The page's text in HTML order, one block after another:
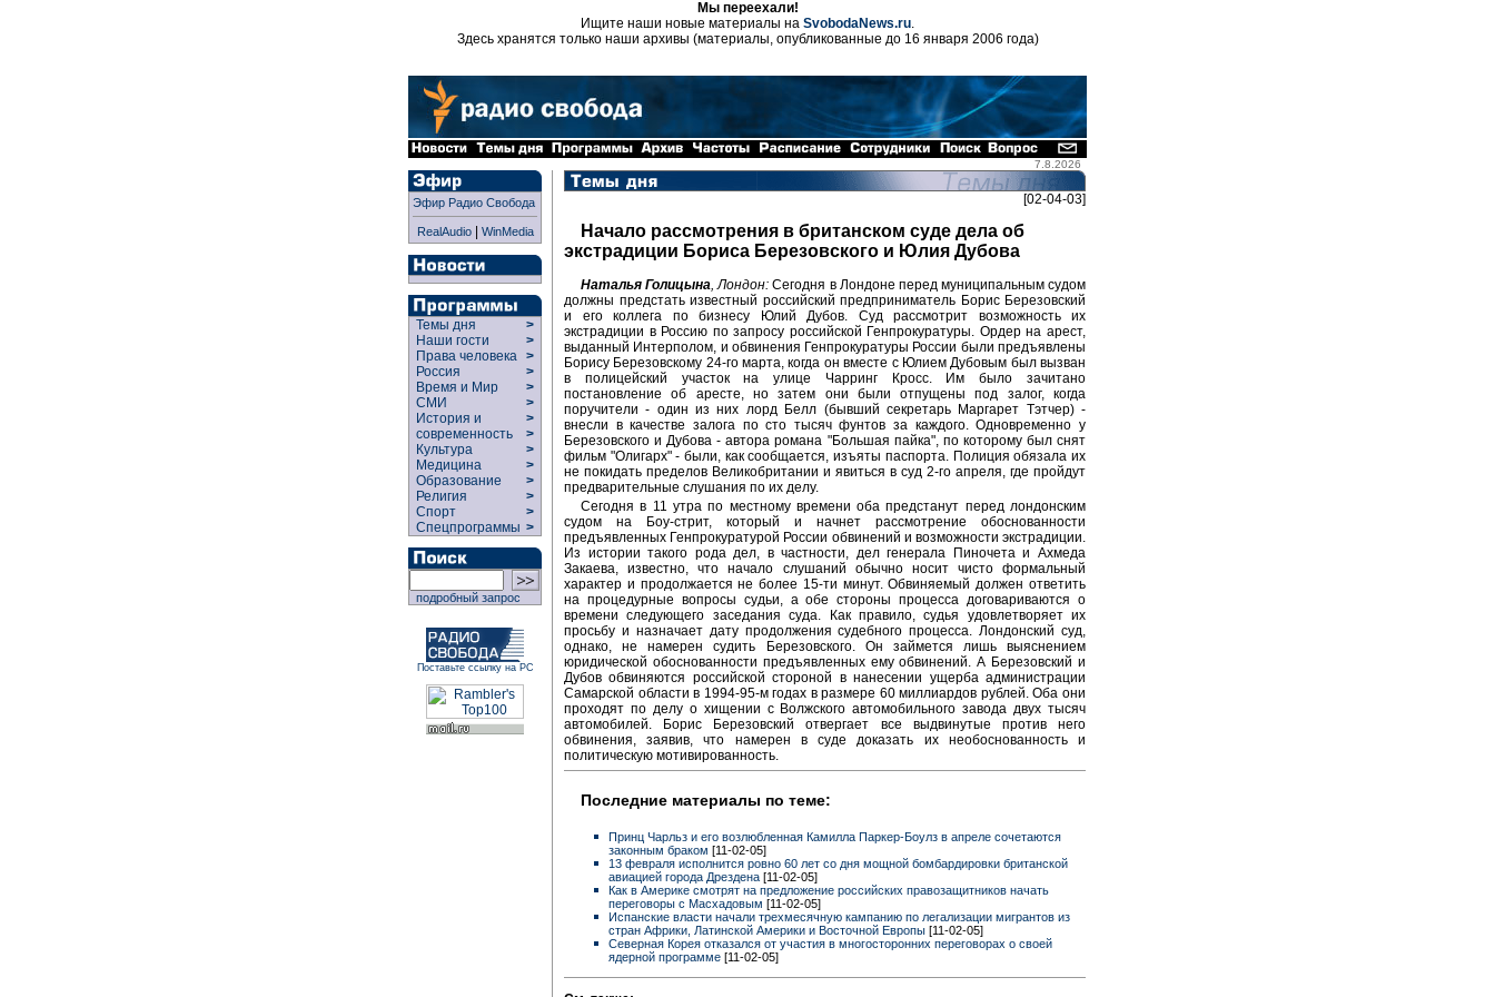
Мы переехали!
Ищите наши новые материалы на SvobodaNews.ru.
Здесь хранятся только наши архивы (материалы, опубликованные до 16 января 2006 года)
7.8.2026
Эфир Радио Свобода
RealAudio| WinMedia
Темы дня
>
Наши гости
>
Права человека >
Россия
>
Время и Мир
>
СМИ
>
История и
современность
>
>
Культура
>
Медицина
>
Образование
>
Религия
>
Спорт
>
Спецпрограммы >
подробный запрос
Поставьте ссылку на РС
[02-04-03]
Начало рассмотрения в британском суде дела об
экстрадиции Бориса Березовского и Юлия Дубова
Наталья Голицына , Лондон: Сегодня в Лондоне перед муниципальным судом
должны предстать известный российский предприниматель Борис Березовский
и его коллега по бизнесу Юлий Дубов. Суд рассмотрит возможность их
экстрадиции в Россию по запросу российской Генпрокуратуры. Ордер на арест,
выданный Интерполом, и обвинения Генпрокуратуры России были предъявлены
Борису Березовскому 24-го марта, когда он вместе с Юлием Дубовым был вызван
в полицейский участок на улице Чарринг Кросс. Им было зачитано
постановление об аресте, но затем они были отпущены под залог, когда
поручители - один из них лорд Белл (бывший секретарь Маргарет Тэтчер) -
внесли в качестве залога по сто тысяч фунтов за каждого. Одновременно у
Березовского и Дубова - автора романа "Большая пайка", по которому был снят
фильм "Олигарх" - были, как сообщается, изъяты паспорта. Полиция обязала их
не покидать пределов Великобритании и явиться в суд 2-го апреля, где пройдут
предварительные слушания по их делу.
Сегодня в 11 утра по местному времени оба предстанут перед лондонским
судом на Боу-стрит, который и начнет рассмотрение обоснованности
предъявленных Генпрокуратурой России обвинений и возможности экстрадиции.
Из истории такого рода дел, в частности, дел генерала Пиночета и Ахмеда
Закаева, известно, что начало слушаний обычно носит чисто формальный
характер и продолжается не более 15-ти минут. Обвиняемый должен ответить
на процедурные вопросы судьи, а обе стороны процесса договариваются о
времени следующего заседания суда. Как правило, судья удовлетворяет их
просьбу и назначает дату продолжения судебного процесса. Лондонский суд,
однако, не намерен судить Березовского. Он займется лишь выяснением
юридической обоснованности предъявленных ему обвинений. А Березовский и
Дубов обвиняются российской стороной в нанесении ущерба администрации
Самарской области в 1994-95-м годах в размере 60 миллиардов рублей. Оба они
проходят по делу о хищении с Волжского автомобильного завода двух тысяч
автомобилей. Борис Березовский отвергает все выдвинутые против него
обвинения, заявив, что намерен в суде доказать их необоснованность и
политическую мотивированность.
Последние материалы по теме:
Принц Чарльз и его возлюбленная Камилла Паркер-Боулз в апреле сочетаются
законным браком [11-02-05]
13 февраля исполнится ровно 60 лет со дня мощной бомбардировки британской
авиацией города Дрездена [11-02-05]
Как в Америке смотрят на предложение российских правозащитников начать
переговоры с Масхадовым [11-02-05]
Испанские власти начали трехмесячную кампанию по легализации мигрантов из
стран Африки, Латинской Америки и Восточной Европы [11-02-05]
Северная Корея отказался от участия в многосторонних переговорах о своей
ядерной программе [11-02-05]